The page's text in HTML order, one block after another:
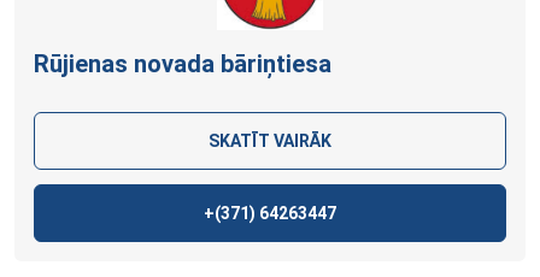
Rūjienas novada bāriņtiesa
SKATĪT VAIRĀK
+(371) 64263447